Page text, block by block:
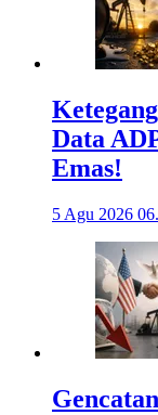
Data
Emas!
5 Agu 2026